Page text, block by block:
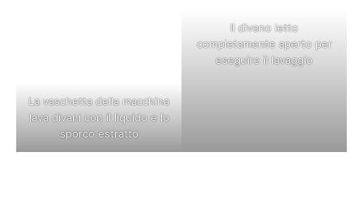
La vaschetta della macchina
lava divani con il liquido e lo
sporco estratto
Il divano letto
completamente aperto per
eseguire il lavaggio